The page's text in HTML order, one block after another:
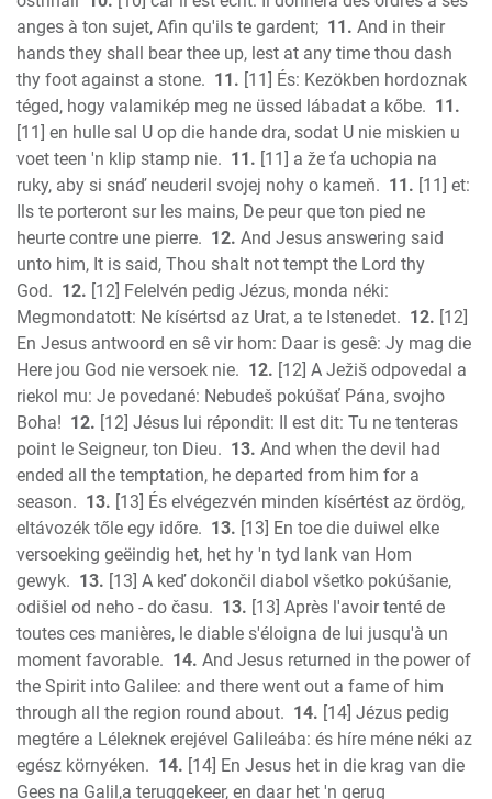
anges à ton sujet, Afin qu'ils te gardent; 11. And in their
hands they shall bear thee up, lest at any time thou dash
thy foot against a stone. 11. [11] És: Kezökben hordoznak
téged, hogy valamikép meg ne üssed lábadat a kőbe. 11.
[11] en hulle sal U op die hande dra, sodat U nie miskien u
voet teen 'n klip stamp nie. 11. [11] a že ťa uchopia na
ruky, aby si snáď neuderil svojej nohy o kameň. 11. [11] et:
Ils te porteront sur les mains, De peur que ton pied ne
heurte contre une pierre. 12. And Jesus answering said
unto him, It is said, Thou shalt not tempt the Lord thy
God. 12. [12] Felelvén pedig Jézus, monda néki:
Megmondatott: Ne kísértsd az Urat, a te Istenedet. 12. [12]
En Jesus antwoord en sê vir hom: Daar is gesê: Jy mag die
Here jou God nie versoek nie. 12. [12] A Ježiš odpovedal a
riekol mu: Je povedané: Nebudeš pokúšať Pána, svojho
Boha! 12. [12] Jésus lui répondit: Il est dit: Tu ne tenteras
point le Seigneur, ton Dieu. 13. And when the devil had
ended all the temptation, he departed from him for a
season. 13. [13] És elvégezvén minden kísértést az ördög,
eltávozék tőle egy időre. 13. [13] En toe die duiwel elke
versoeking geëindig het, het hy 'n tyd lank van Hom
gewyk. 13. [13] A keď dokončil diabol všetko pokúšanie,
odišiel od neho - do času. 13. [13] Après l'avoir tenté de
toutes ces manières, le diable s'éloigna de lui jusqu'à un
moment favorable. 14. And Jesus returned in the power of
the Spirit into Galilee: and there went out a fame of him
through all the region round about. 14. [14] Jézus pedig
megtére a Léleknek erejével Galileába: és híre méne néki az
egész környéken. 14. [14] En Jesus het in die krag van die
Gees na Galil,a teruggekeer, en daar het 'n gerug